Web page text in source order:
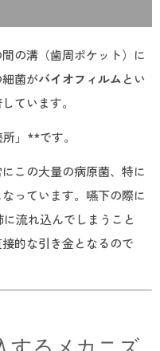
の溝（歯周ポケット）に
菌がバイオフィルムとい
ています。
」**です。
この大量の病原菌、特に
っています。嚥下の際に
流れ込んでしまうこと
的な引き金となるので